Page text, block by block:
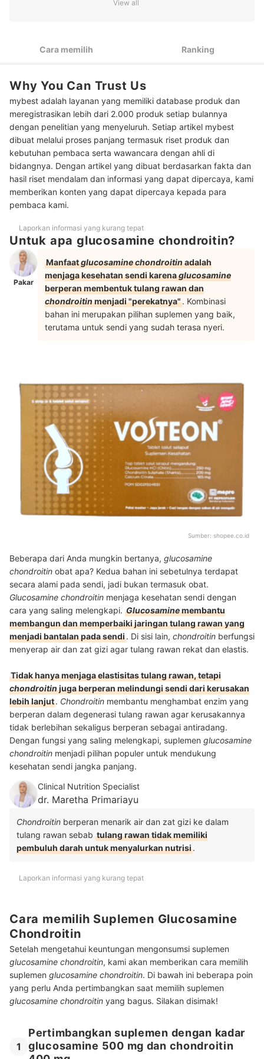
Peringkat Suplemen Glucosamine Chondroitin Terbaik
tulang lainnya di sini
View all
Cara memilih Ranking
Why You Can Trust Us
mybest adalah layanan yang memiliki database produk dan
meregistrasikan lebih dari 2.000 produk setiap bulannya
dengan penelitian yang menyeluruh. Setiap artikel mybest
dibuat melalui proses panjang termasuk riset produk dan
kebutuhan pembaca serta wawancara dengan ahli di
bidangnya. Dengan artikel yang dibuat berdasarkan fakta dan
hasil riset mendalam dan informasi yang dapat dipercaya, kami
memberikan konten yang dapat dipercaya kepada para
pembaca kami.
Laporkan informasi yang kurang tepat
Untuk apa glucosamine chondroitin?
Pakar
Manfaatglucosamine chondroitinadalah
menjaga kesehatan sendi karenaglucosamine
berperan membentuk tulang rawan dan
chondroitinmenjadi "perekatnya". Kombinasi
bahan ini merupakan pilihan suplemen yang baik,
terutama untuk sendi yang sudah terasa nyeri.
Sumber: shopee.co.id
Beberapa dari Anda mungkin bertanya, glucosamine
chondroitin obat apa? Kedua bahan ini sebetulnya terdapat
secara alami pada sendi, jadi bukan termasuk obat.
Glucosamine chondroitin menjaga kesehatan sendi dengan
cara yang saling melengkapi. Glucosaminemembantu
membangun dan memperbaiki jaringan tulang rawan yang
menjadi bantalan pada sendi. Di sisi lain, chondroitin berfungsi
menyerap air dan zat gizi agar tulang rawan rekat dan elastis.
Tidak hanya menjaga elastisitas tulang rawan, tetapi
chondroitinjuga berperan melindungi sendi dari kerusakan
lebih lanjut. Chondroitin membantu menghambat enzim yang
berperan dalam degenerasi tulang rawan agar kerusakannya
tidak berlebihan sekaligus berperan sebagai antiradang.
Dengan fungsi yang saling melengkapi, suplemen glucosamine
chondroitin menjadi pilihan populer untuk mendukung
kesehatan sendi jangka panjang.
Clinical Nutrition Specialist
dr. Maretha Primariayu
Chondroitin berperan menarik air dan zat gizi ke dalam
tulang rawan sebab tulang rawan tidak memiliki
pembuluh darah untuk menyalurkan nutrisi.
Laporkan informasi yang kurang tepat
Cara memilih Suplemen Glucosamine
Chondroitin
Setelah mengetahui keuntungan mengonsumsi suplemen
glucosamine chondroitin, kami akan memberikan cara memilih
suplemen glucosamine chondroitin. Di bawah ini beberapa poin
yang perlu Anda pertimbangkan saat memilih suplemen
glucosamine chondroitin yang bagus. Silakan disimak!
1
Pertimbangkan suplemen dengan kadar
glucosamine 500 mg dan chondroitin